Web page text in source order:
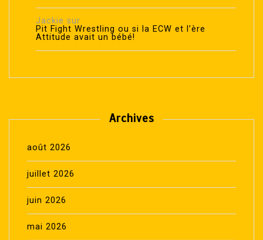
Jackie sur
Pit Fight Wrestling ou si la ECW et l’ère
Attitude avait un bébé!
Archives
août 2026
juillet 2026
juin 2026
mai 2026